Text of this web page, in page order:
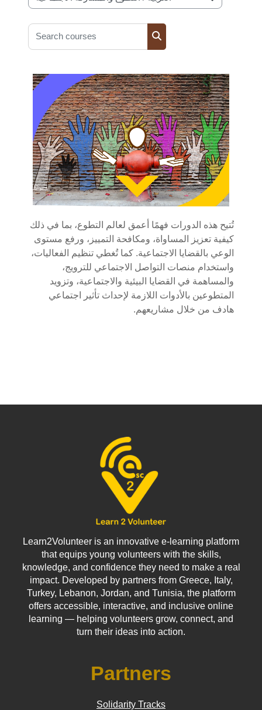
Course categories
Search courses
Search courses
تُتيح هذه الدورات فهمًا أعمق لعالم التطوع، بما في ذلك
كيفية تعزيز المساواة، ومكافحة التمييز، ورفع مستوى
الوعي بالقضايا الاجتماعية. كما تُغطي تنظيم الفعاليات،
واستخدام منصات التواصل الاجتماعي للترويج،
والمساهمة في القضايا البيئية والاجتماعية، وتزويد
المتطوعين بالأدوات اللازمة لإحداث تأثير اجتماعي
هادف من خلال مشاريعهم.
Learn2Volunteer is an innovative e-learning platform
that equips young volunteers with the skills,
knowledge, and confidence they need to make a real
impact. Developed by partners from Greece, Italy,
Turkey, Lebanon, Jordan, and Tunisia, the platform
offers accessible, interactive, and inclusive online
learning — helping volunteers grow, connect, and
turn their ideas into action.
Partners
Solidarity Tracks